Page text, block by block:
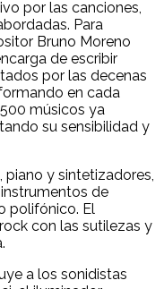
por las canciones,
Para
Bruno Moreno
de escribir
por las decenas
en cada
músicos ya
su sensibilidad y
piano y sintetizadores,
de
polifónico. El
con las sutilezas y
a los sonidistas